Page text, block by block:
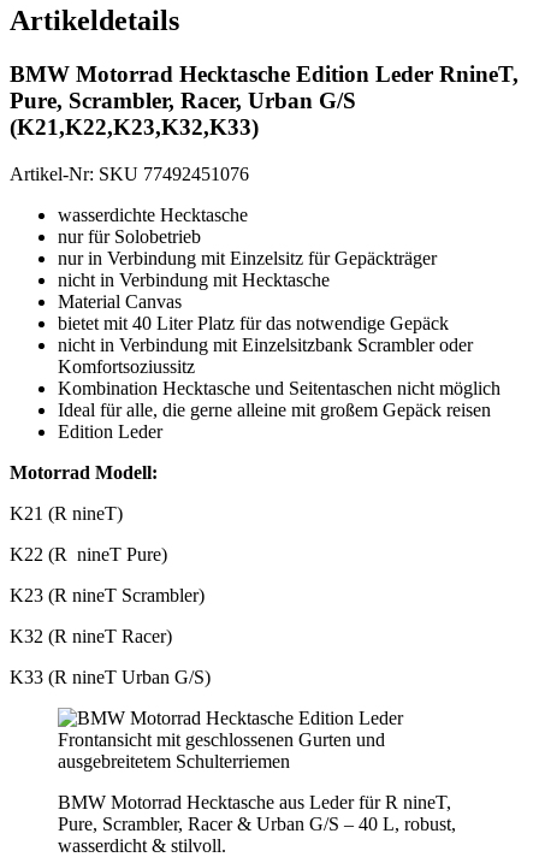
Artikeldetails
BMW Motorrad Hecktasche Edition Leder RnineT,
Pure, Scrambler, Racer, Urban G/S
(K21,K22,K23,K32,K33)
Artikel-Nr: SKU 77492451076
wasserdichte Hecktasche
nur für Solobetrieb
nur in Verbindung mit Einzelsitz für Gepäckträger
nicht in Verbindung mit Hecktasche
Material Canvas
bietet mit 40 Liter Platz für das notwendige Gepäck
nicht in Verbindung mit Einzelsitzbank Scrambler oder
Komfortsoziussitz
Kombination Hecktasche und Seitentaschen nicht möglich
Ideal für alle, die gerne alleine mit großem Gepäck reisen
Edition Leder
Motorrad Modell:
K21 (R nineT)
K22 (R nineT Pure)
K23 (R nineT Scrambler)
K32 (R nineT Racer)
K33 (R nineT Urban G/S)
BMW Motorrad Hecktasche aus Leder für R nineT,
Pure, Scrambler, Racer & Urban G/S – 40 L, robust,
wasserdicht & stilvoll.